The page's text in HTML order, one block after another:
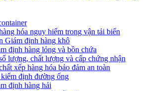
hóa nguy hiểm trong vận tải biển
Giám định hàng khô
định hàng lỏng và bồn chứa
lượng, chất lượng và cấp chứng nhận
xếp hàng hóa bảo đảm an toàn
định đường ống
định hàng hải